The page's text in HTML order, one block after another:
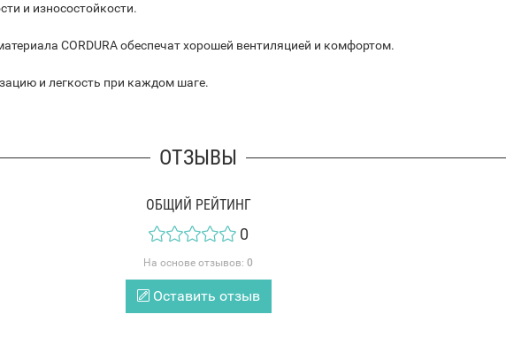
и износостойкости.
CORDURA обеспечат хорошей вентиляцией и комфортом.
и легкость при каждом шаге.
ОТЗЫВЫ
ОБЩИЙ РЕЙТИНГ
0
На основе отзывов: 0
Оставить отзыв